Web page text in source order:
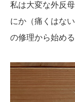
私は大変な外反
にか（痛くはな
の修理から始め